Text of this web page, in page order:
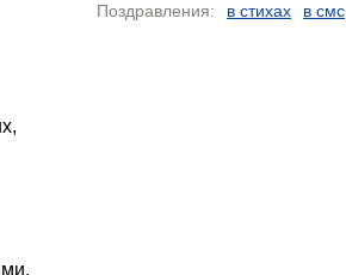
Поздравления: в стихах в смс